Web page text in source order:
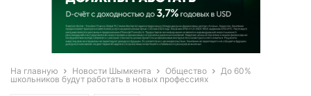
На главную Новости Шымкента Общество
До 60%
школьников будут работать в новых профессиях